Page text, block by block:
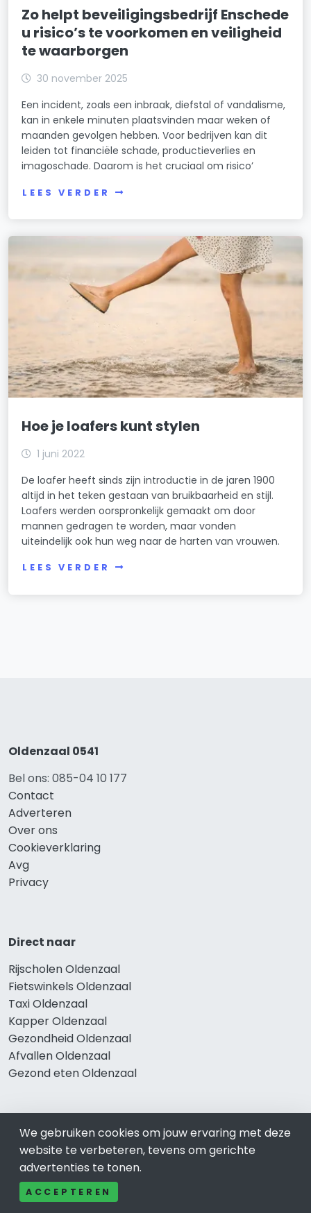
Zo helpt beveiligingsbedrijf Enschede
u risico’s te voorkomen en veiligheid
te waarborgen
30 november 2025
Een incident, zoals een inbraak, diefstal of vandalisme,
kan in enkele minuten plaatsvinden maar weken of
maanden gevolgen hebben. Voor bedrijven kan dit
leiden tot financiële schade, productieverlies en
imagoschade. Daarom is het cruciaal om risico’
LEES VERDER
Hoe je loafers kunt stylen
1 juni 2022
De loafer heeft sinds zijn introductie in de jaren 1900
altijd in het teken gestaan van bruikbaarheid en stijl.
Loafers werden oorspronkelijk gemaakt om door
mannen gedragen te worden, maar vonden
uiteindelijk ook hun weg naar de harten van vrouwen.
LEES VERDER
Oldenzaal 0541
Bel ons: 085-04 10 177
Contact
Adverteren
Over ons
Cookieverklaring
Avg
Privacy
Direct naar
Rijscholen Oldenzaal
Fietswinkels Oldenzaal
Taxi Oldenzaal
Kapper Oldenzaal
Gezondheid Oldenzaal
Afvallen Oldenzaal
Gezond eten Oldenzaal
Bekend in Oldenzaal
Restaurants Oldenzaal
Catering Oldenzaal
Schoonheidssalon Oldenzaal
We gebruiken cookies om jouw ervaring met deze
website te verbeteren, tevens om gerichte
advertenties te tonen.
ACCEPTEREN